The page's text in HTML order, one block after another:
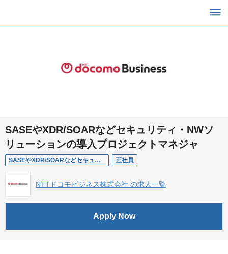
SASEやXDR/SOARなどセキュリティ・NWソ
リューションの導入プロジェクトマネジャ
SASEやXDR/SOARなどセキュリティ・NWソリューションの導入プロジェクトマネジャ 正社員
NTTドコモビジネス株式会社 の求人一覧
Apply Now